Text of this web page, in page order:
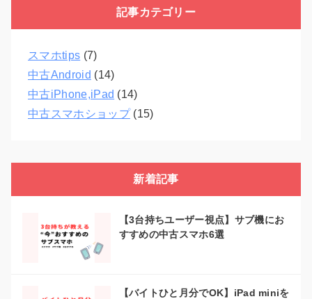
記事カテゴリー
スマホtips (7)
中古Android (14)
中古iPhone,iPad (14)
中古スマホショップ(15)
新着記事
【3台持ちユーザー視点】サブ機にお
すすめの中古スマホ6選
【バイトひと月分でOK】iPad miniを